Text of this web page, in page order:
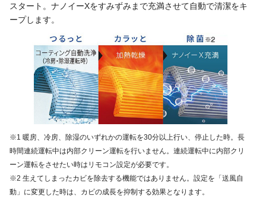
スタート。ナノイーXをすみずみまで充満させて自動で清潔をキ
ープします。
※1 暖房、冷房、除湿のいずれかの運転を30分以上行い、停止した時。長
時間連続運転中は内部クリーン運転を行いません。連続運転中に内部クリ
ーン運転をさせたい時はリモコン設定が必要です。
※2 生えてしまったカビを除去する機能ではありません。設定を「送風自
動」に変更した時は、カビの成長を抑制する効果となります。